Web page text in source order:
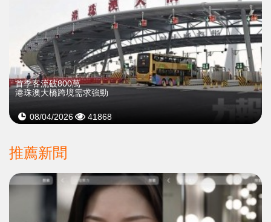
首季客流破800萬
港珠澳大橋跨境需求強勁
08/04/2026 41868
推薦新聞